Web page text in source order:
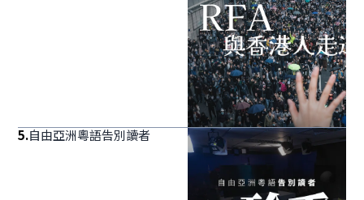
5.自由亞洲粵語告別讀者